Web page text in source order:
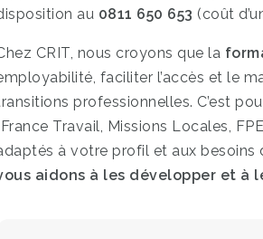
au 0811 650 653 (coût
CRIT, nous croyons que la
faciliter l’accès et le
professionnelles. C’est
Travail, Missions Locales,
à votre profil et aux besoins
aidons à les développer et à